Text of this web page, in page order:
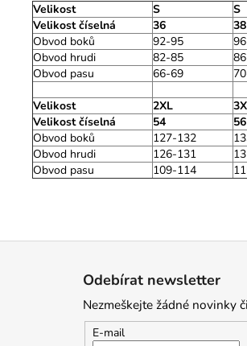
Velikost
S S
Velikost číselná
36 38
Obvod boků
92-95
Obvod hrudi
82-85
Obvod pasu
66-69
Velikost 2XL
Velikost číselná
54 56
Obvod boků
127-132
Obvod hrudi
126-131
Obvod pasu
109-114
Odebírat newsletter
Nezmeškejte žádné novinky
E-mail